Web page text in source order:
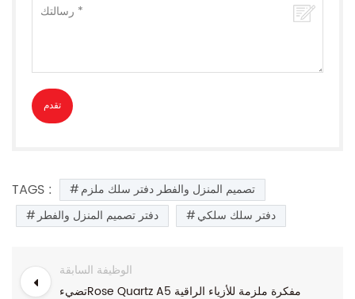
TAGS :
تصميم المنزل والفطر دفتر سلك ملزم
دفتر تصميم المنزل والفطر
دفتر سلك سلكي
الوظيفة السابقة
تضيءRose Quartz A5 مفكرة ملزمة للأزياء الراقية